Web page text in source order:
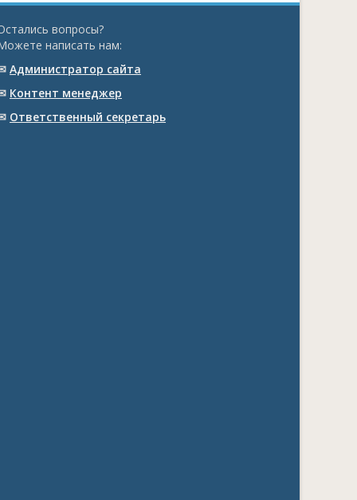
вопросы?
написать нам:
Администратор сайта
Контент менеджер
Ответственный cекретарь